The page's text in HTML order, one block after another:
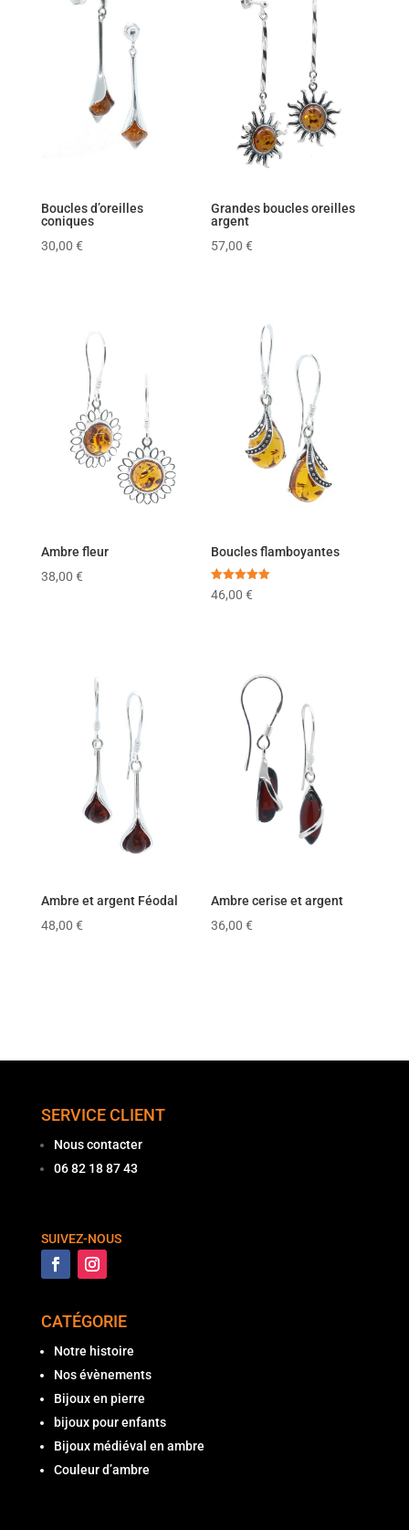
Boucles d’oreilles
coniques
30,00 €
Grandes boucles oreilles
argent
57,00€
Ambre fleur
38,00 €
Boucles flamboyantes
Note
5.00
46,00€
Ambre et argent Féodal
48,00 €
Ambre cerise et argent
36,00€
SERVICE CLIENT
Nous contacter
06 82 18 87 43
SUIVEZ-NOUS
CATÉGORIE
Notre histoire
Nos évènements
Bijoux en pierre
bijoux pour enfants
Bijoux médiéval en ambre
Couleur d’ambre